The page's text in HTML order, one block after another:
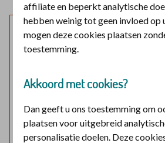
Laat mijn verzekering zien
Log in met
Geen DigiD? Vraag aan
affiliate en beperkt analytische
hebben weinig tot geen invloed op
mogen deze cookies plaatsen
toestemming.
Akkoord met cookies?
Dan geeft u ons toestemming om
plaatsen voor uitgebreid
personalisatie doelen. Deze